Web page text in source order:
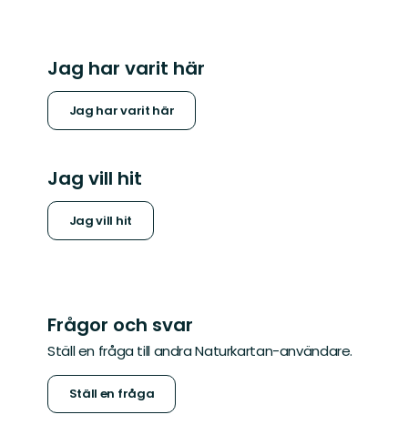
Jag har varit här
Jag har varit här
Jag vill hit
Jag vill hit
Frågor och svar
Ställ en fråga till andra Naturkartan-användare.
Ställ en fråga